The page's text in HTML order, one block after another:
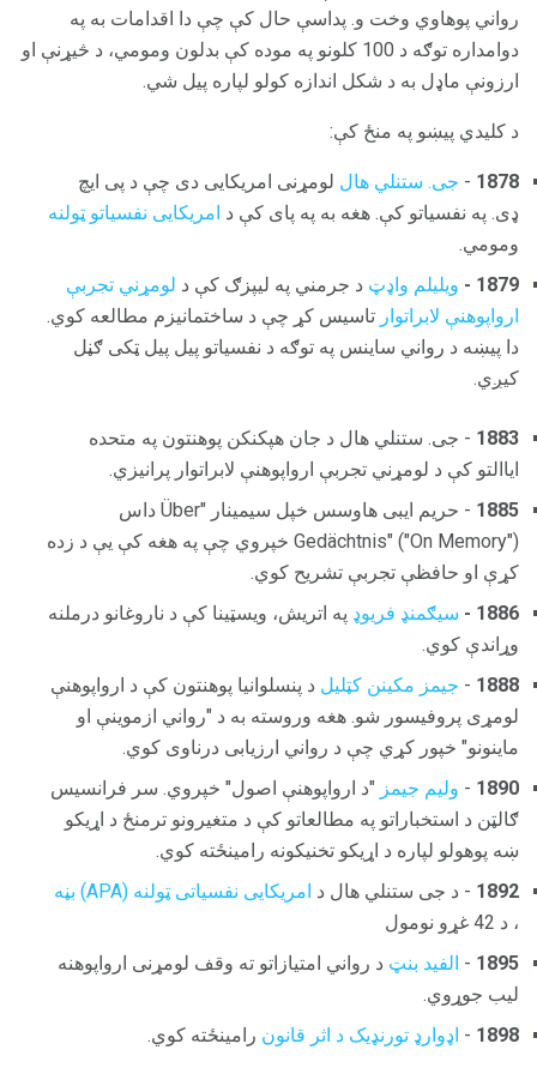
رواني پوهاوي وخت و. پداسې حال کې چې دا اقدامات به په
دوامداره توګه د 100 کلونو په موده کې بدلون ومومي، د څیړنې او
ارزونې ماډل به د شکل اندازه کولو لپاره پیل شي.
د کلیدي پیښو په منځ کې:
1878
- جی. ستنلي هال لومړنی امریکایی دی چې د پی ایچ
ډی. په نفسیاتو کې. هغه به په پای کې د امریکایی نفسیاتو ټولنه
ومومي.
1879 -
ویلیلم واډټ د جرمني په لیپزګ کې د لومړني تجربې
ارواپوهنې لابراتوار تاسیس کړ چې د ساختمانيزم مطالعه کوي.
دا پیښه د رواني ساینس په توګه د نفسیاتو پیل پیل ټکی ګڼل
کیږي.
1883 - جی. ستنلي هال د جان هپکنکن پوهنتون په متحده
ایاالتو کې د لومړني تجربې ارواپوهنې لابراتوار پرانیزي.
1885
- حریم ایبی هاوسس خپل سیمینار "Über داس
Gedächtnis" ("On Memory") خپروي چې په هغه کې یې د زده
کړې او حافظې تجربې تشریح کوي.
1886 -
سیګمنډ فریوډ په اتریش، ویسټینا کې د ناروغانو درملنه
وړاندې کوي.
1888
- جیمز مکینن کټلیل د پنسلوانیا پوهنتون کې د ارواپوهنې
لومړی پروفیسور شو. هغه وروسته به د "رواني ازموینې او
ماینونو" خپور کړي چې د رواني ارزیابی درناوی کوي.
1890
- ولیم جیمز "د ارواپوهنې اصول" خپروي. سر فرانسیس
ګالټن د استخباراتو په مطالعاتو کې د متغیرونو ترمنځ د اړیکو
ښه پوهولو لپاره د اړیکو تخنیکونه رامینځته کوي.
1892 - د جی ستنلي هال د امریکایی نفسیاتی ټولنه (APA) بڼه
، د 42 غړو نومول
1895
- الفید بنټ د رواني امتیازاتو ته وقف لومړنی ارواپوهنه
لیب جوړوي.
1898
- اډوارډ تورنډیک د اثر قانون رامینځته کوي.